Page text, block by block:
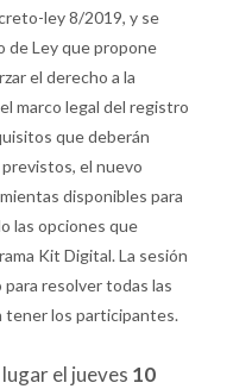
ley 8/2019, y se
de Ley que propone
el derecho a la
marco legal del registro
que deberán
el nuevo
disponibles para
las opciones que
Kit Digital. La sesión
resolver todas las
tener los participantes.
el jueves 10